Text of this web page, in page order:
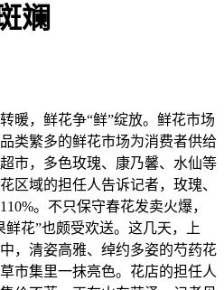
斓
，鲜花争“鲜”绽放。鲜花市场
类繁多的鲜花市场为消费者供给
市，多色玫瑰、康乃馨、水仙等
区域的担任人告诉记者，玫瑰、
。不只保守春花发卖火爆，
花”也颇受欢送。这几天，上
，清姿高雅、绰约多姿的芍药花
市集里一抹亮色。花店的担任人